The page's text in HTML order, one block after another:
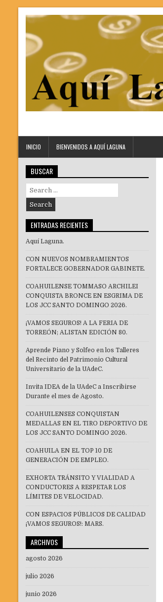
INICIO BIENVENIDOS A AQUÍ LAGUNA
BUSCAR
Search
for:
ENTRADAS RECIENTES
Aquí Laguna.
CON NUEVOS NOMBRAMIENTOS
FORTALECE GOBERNADOR GABINETE.
COAHUILENSE TOMMASO ARCHILEI
CONQUISTA BRONCE EN ESGRIMA DE
LOS JCC SANTO DOMINGO 2026.
¡VAMOS SEGUROS! A LA FERIA DE
TORREÓN; ALISTAN EDICIÓN 80.
Aprende Piano y Solfeo en los Talleres
del Recinto del Patrimonio Cultural
Universitario de la UAdeC.
Invita IDEA de la UAdeC a Inscribirse
Durante el mes de Agosto.
COAHUILENSES CONQUISTAN
MEDALLAS EN EL TIRO DEPORTIVO DE
LOS JCC SANTO DOMINGO 2026.
COAHUILA EN EL TOP 10 DE
GENERACIÓN DE EMPLEO.
EXHORTA TRÁNSITO Y VIALIDAD A
CONDUCTORES A RESPETAR LOS
LÍMITES DE VELOCIDAD.
CON ESPACIOS PÚBLICOS DE CALIDAD
¡VAMOS SEGUROS!: MARS.
ARCHIVOS
agosto 2026
julio 2026
junio 2026